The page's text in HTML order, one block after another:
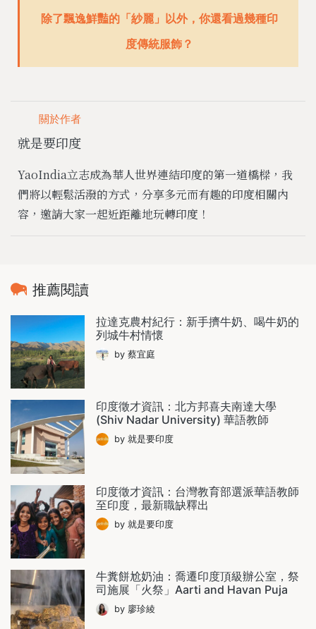
除了飄逸鮮豔的「紗麗」以外，你還看過幾種印
度傳統服飾？
關於作者
就是要印度
YaoIndia立志成為華人世界連結印度的第一道橋樑，我
們將以輕鬆活潑的方式，分享多元而有趣的印度相關內
容，邀請大家一起近距離地玩轉印度！
推薦閱讀
拉達克農村紀行：新手擠牛奶、喝牛奶的
列城牛村情懷
by 蔡宜庭
印度徵才資訊：北方邦喜夫南達大學
(Shiv Nadar University) 華語教師
by 就是要印度
印度徵才資訊：台灣教育部選派華語教師
至印度，最新職缺釋出
by 就是要印度
牛糞餅尬奶油：喬遷印度頂級辦公室，祭
司施展「火祭」Aarti and Havan Puja
by 廖珍綾